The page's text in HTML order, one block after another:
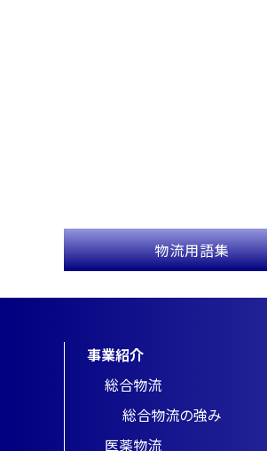
物流用語集
事業紹介
総合物流
総合物流の強み
医薬物流